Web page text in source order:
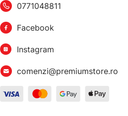
0771048811
Facebook
Instagram
comenzi@premiumstore.ro